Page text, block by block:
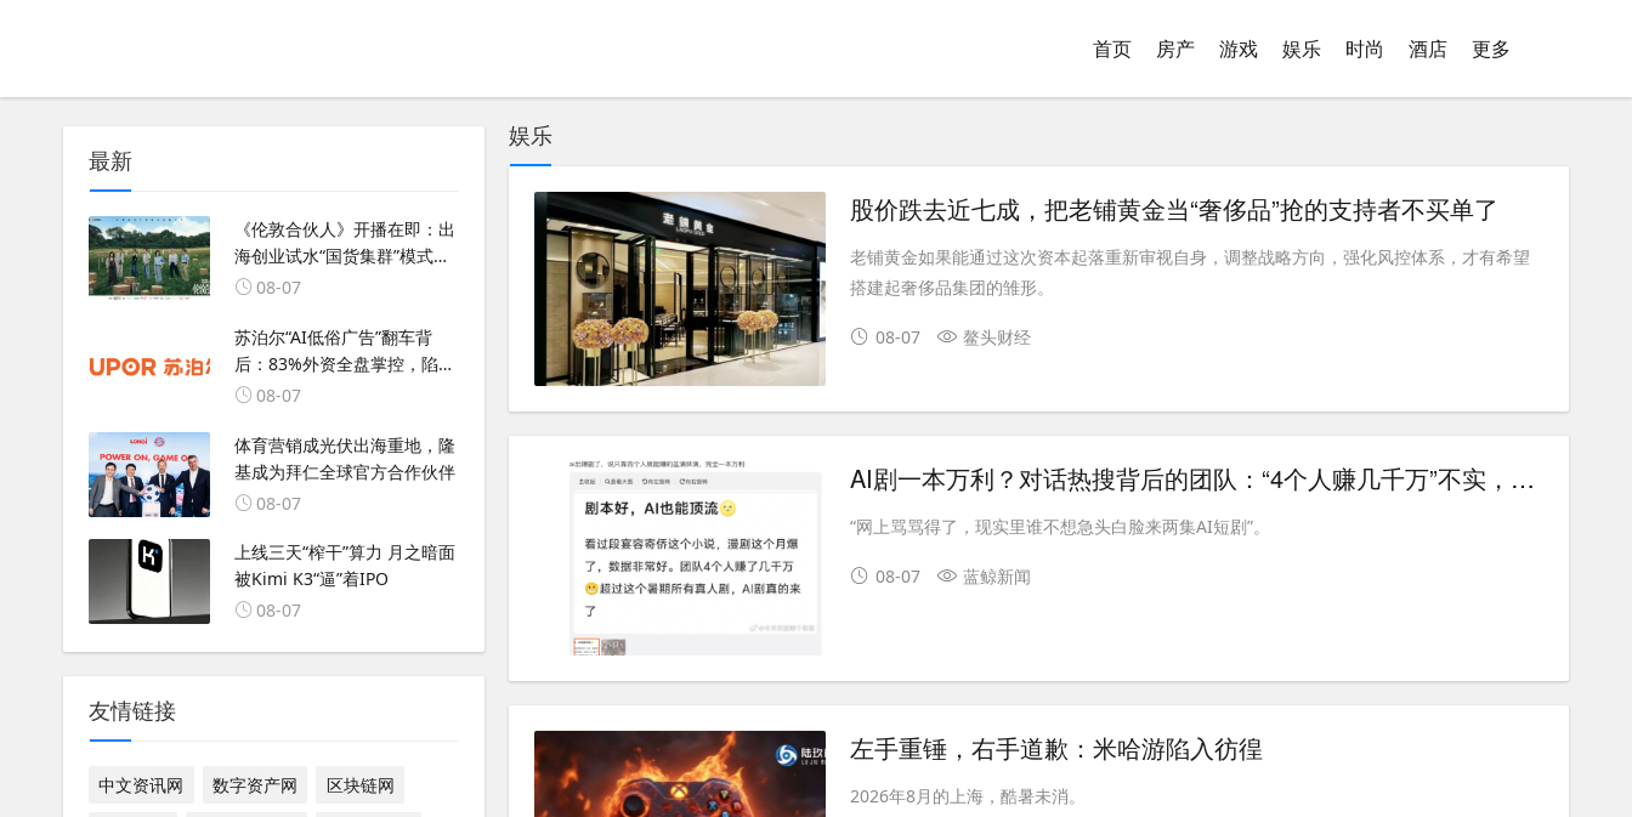
首页 房产 游戏 娱乐 时尚 酒店 更多
最新
《伦敦合伙人》开播在即：出
海创业试水“国货集群”模式，
带动入境消费反向种草
08-07
苏泊尔“AI低俗广告”翻车背
后：83%外资全盘掌控，陷入
流量内卷、质量频发的负循环
08-07
体育营销成光伏出海重地，隆
基成为拜仁全球官方合作伙伴
08-07
上线三天“榨干”算力 月之暗面
被Kimi K3“逼”着IPO
08-07
友情链接
中文资讯网 数字资产网
区块链网
娱乐
股价跌去近七成，把老铺黄金当“奢侈品”抢的支持者不买单了
老铺黄金如果能通过这次资本起落重新审视自身，调整战略方向，强化风控体系，才有希望
搭建起奢侈品集团的雏形。
08-07 鳌头财经
AI剧一本万利？对话热搜背后的团队：“4个人赚几千万”不实，但AI演员确实能带货了
“网上骂骂得了，现实里谁不想急头白脸来两集AI短剧”。
08-07 蓝鲸新闻
左手重锤，右手道歉：米哈游陷入彷徨
2026年8月的上海，酷暑未消。